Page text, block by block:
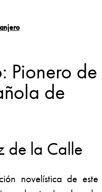
Pionero de
de
de la Calle
novelística de este